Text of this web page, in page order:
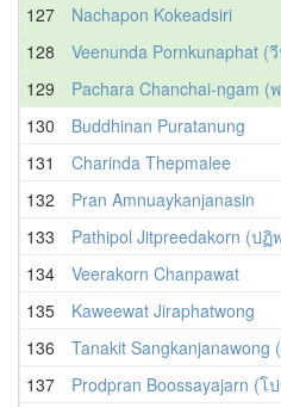
127
Nachapon Kokeadsiri
128
Veenunda Pornkunaphat
129
Pachara Chanchai-ngam
130
Buddhinan Puratanung
131
Charinda Thepmalee
132
Pran Amnuaykanjanasin
133
Pathipol Jitpreedakorn (ป
134
Veerakorn Chanpawat
135
Kaweewat Jiraphatwong
136
Tanakit
137
Prodpran Boossayajarn (